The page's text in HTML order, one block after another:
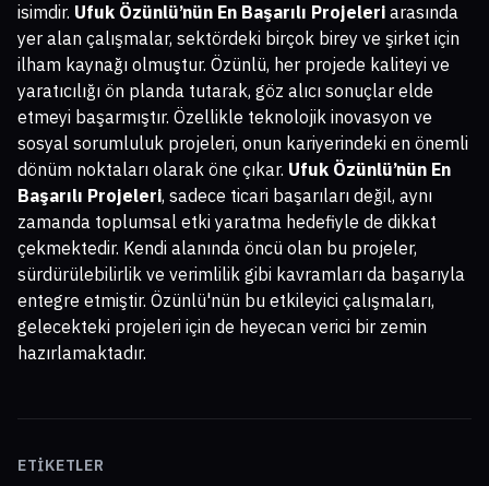
isimdir. Ufuk Özünlü’nün En Başarılı Projeleri arasında
yer alan çalışmalar, sektördeki birçok birey ve şirket için
ilham kaynağı olmuştur. Özünlü, her projede kaliteyi ve
yaratıcılığı ön planda tutarak, göz alıcı sonuçlar elde
etmeyi başarmıştır. Özellikle teknolojik inovasyon ve
sosyal sorumluluk projeleri, onun kariyerindeki en önemli
dönüm noktaları olarak öne çıkar. Ufuk Özünlü’nün En
Başarılı Projeleri, sadece ticari başarıları değil, aynı
zamanda toplumsal etki yaratma hedefiyle de dikkat
çekmektedir. Kendi alanında öncü olan bu projeler,
sürdürülebilirlik ve verimlilik gibi kavramları da başarıyla
entegre etmiştir. Özünlü'nün bu etkileyici çalışmaları,
gelecekteki projeleri için de heyecan verici bir zemin
hazırlamaktadır.
ETIKETLER